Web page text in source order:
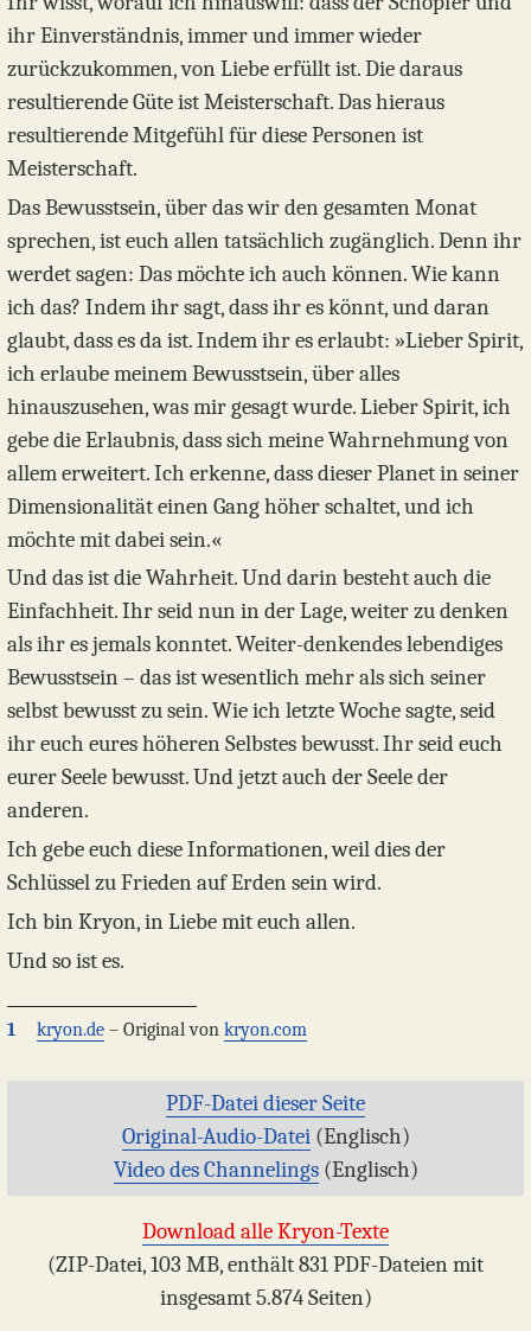
ihr Einverständnis, immer und immer wieder
zurückzukommen, von Liebe erfüllt ist. Die daraus
resultierende Güte ist Meisterschaft. Das hieraus
resultierende Mitgefühl für diese Personen ist
Meisterschaft.
Das Bewusstsein, über das wir den gesamten Monat
sprechen, ist euch allen tatsächlich zugänglich. Denn ihr
werdet sagen: Das möchte ich auch können. Wie kann
ich das? Indem ihr sagt, dass ihr es könnt, und daran
glaubt, dass es da ist. Indem ihr es erlaubt: »Lieber Spirit,
ich erlaube meinem Bewusstsein, über alles
hinauszusehen, was mir gesagt wurde. Lieber Spirit, ich
gebe die Erlaubnis, dass sich meine Wahrnehmung von
allem erweitert. Ich erkenne, dass dieser Planet in seiner
Dimensionalität einen Gang höher schaltet, und ich
möchte mit dabei sein.«
Und das ist die Wahrheit. Und darin besteht auch die
Einfachheit. Ihr seid nun in der Lage, weiter zu denken
als ihr es jemals konntet. Weiter-denkendes lebendiges
Bewusstsein – das ist wesentlich mehr als sich seiner
selbst bewusst zu sein. Wie ich letzte Woche sagte, seid
ihr euch eures höheren Selbstes bewusst. Ihr seid euch
eurer Seele bewusst. Und jetzt auch der Seele der
anderen.
Ich gebe euch diese Informationen, weil dies der
Schlüssel zu Frieden auf Erden sein wird.
Ich bin Kryon, in Liebe mit euch allen.
Und so ist es.
1 kryon.de – Original von kryon.com
PDF-Datei dieser Seite
Original-Audio-Datei(Englisch)
Video des Channelings(Englisch)
Download alle Kryon-Texte
(ZIP-Datei, 103 MB, enthält 831 PDF-Dateien mit
insgesamt 5.874 Seiten)